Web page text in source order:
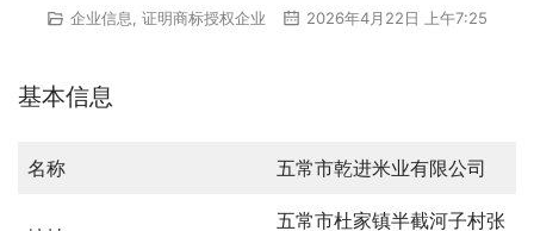
企业信息 证明商标授权企业 2026年4月22日 上午7:25
基本信息
名称 五常市乾进米业有限公司
五常市杜家镇半截河子村张